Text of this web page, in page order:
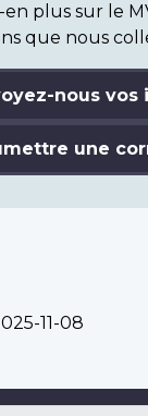
plus sur le
que nous
nous vos
une
11-08